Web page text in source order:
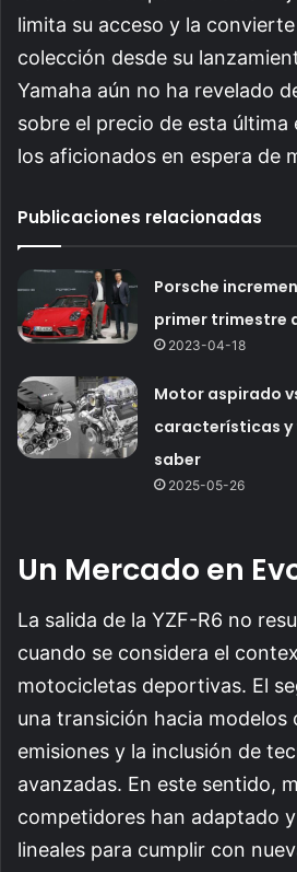
limita su acceso y la
colección desde su
Yamaha aún no ha revelado
sobre el precio de esta última
los aficionados en espera de
Publicaciones relacionadas
Porsche
primer trimestre
2023-04-18
Motor aspirado
características y
saber
2025-05-26
Un Mercado en
La salida de la YZF-R6 no
cuando se considera el
motocicletas deportivas. El
una transición hacia modelos
emisiones y la inclusión de
avanzadas. En este sentido,
competidores han adaptado
lineales para cumplir con